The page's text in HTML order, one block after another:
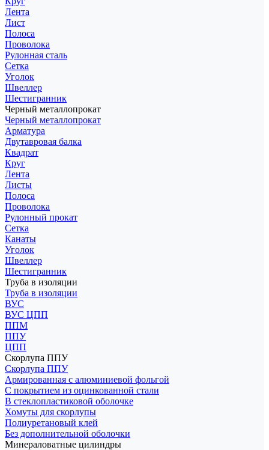
Лента
Лист
Полоса
Проволока
Рулонная сталь
Сетка
Уголок
Швеллер
Шестигранник
Черный металлопрокат
Черный металлопрокат
Арматура
Двутавровая балка
Квадрат
Круг
Лента
Листы
Полоса
Проволока
Рулонный прокат
Сетка
Канаты
Уголок
Швеллер
Шестигранник
Труба в изоляции
Труба в изоляции
ВУС
ВУС ЦПП
ППМ
ППУ
ЦПП
Скорлупа ППУ
Скорлупа ППУ
Армированная с алюминиевой фольгой
С покрытием из оцинкованной стали
В стеклопластиковой оболочке
Хомуты для скорлупы
Полиуретановый клей
Без дополнительной оболочки
Минераловатные цилиндры